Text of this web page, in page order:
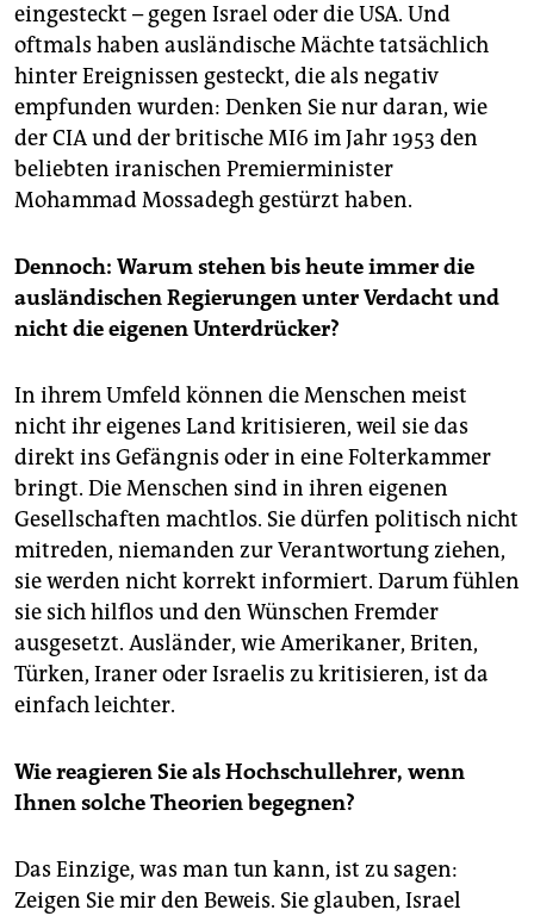
eingesteckt – gegen Israel oder die USA. Und
oftmals haben ausländische Mächte tatsächlich
hinter Ereignissen gesteckt, die als negativ
empfunden wurden: Denken Sie nur daran, wie
der CIA und der britische MI6 im Jahr 1953 den
beliebten iranischen Premierminister
Mohammad Mossadegh gestürzt haben.
Dennoch: Warum stehen bis heute immer die
ausländischen Regierungen unter Verdacht und
nicht die eigenen Unterdrücker?
In ihrem Umfeld können die Menschen meist
nicht ihr eigenes Land kritisieren, weil sie das
direkt ins Gefängnis oder in eine Folterkammer
bringt. Die Menschen sind in ihren eigenen
Gesellschaften machtlos. Sie dürfen politisch nicht
mitreden, niemanden zur Verantwortung ziehen,
sie werden nicht korrekt informiert. Darum fühlen
sie sich hilflos und den Wünschen Fremder
ausgesetzt. Ausländer, wie Amerikaner, Briten,
Türken, Iraner oder Israelis zu kritisieren, ist da
einfach leichter.
Wie reagieren Sie als Hochschullehrer, wenn
Ihnen solche Theorien begegnen?
Das Einzige, was man tun kann, ist zu sagen:
Zeigen Sie mir den Beweis. Sie glauben, Israel